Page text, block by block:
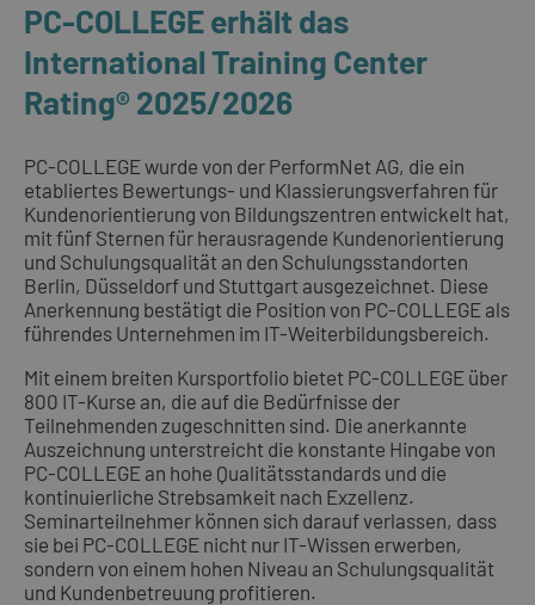
PC-COLLEGE erhält das
International Training Center
Rating® 2025/2026
PC-COLLEGE wurde von der PerformNet AG, die ein
etabliertes Bewertungs- und Klassierungsverfahren für
Kundenorientierung von Bildungszentren entwickelt hat,
mit fünf Sternen für herausragende Kundenorientierung
und Schulungsqualität an den Schulungsstandorten
Berlin, Düsseldorf und Stuttgart ausgezeichnet. Diese
Anerkennung bestätigt die Position von PC-COLLEGE als
führendes Unternehmen im IT-Weiterbildungsbereich.
Mit einem breiten Kursportfolio bietet PC-COLLEGE über
800 IT-Kurse an, die auf die Bedürfnisse der
Teilnehmenden zugeschnitten sind. Die anerkannte
Auszeichnung unterstreicht die konstante Hingabe von
PC-COLLEGE an hohe Qualitätsstandards und die
kontinuierliche Strebsamkeit nach Exzellenz.
Seminarteilnehmer können sich darauf verlassen, dass
sie bei PC-COLLEGE nicht nur IT-Wissen erwerben,
sondern von einem hohen Niveau an Schulungsqualität
und Kundenbetreuung profitieren.